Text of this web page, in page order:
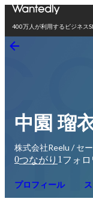
400万人が利用するビジネス
中園 瑠
株式会社Reelu / セ
0つながり 1 フォロ
プロフィール